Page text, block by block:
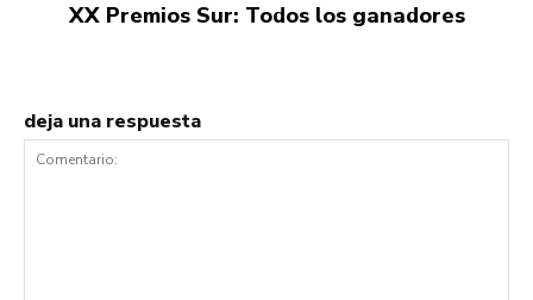
XX Premios Sur: Todos los ganadores
deja una respuesta